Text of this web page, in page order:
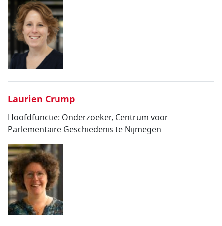
Laurien Crump
Hoofdfunctie: Onderzoeker, Centrum voor
Parlementaire Geschiedenis te Nijmegen